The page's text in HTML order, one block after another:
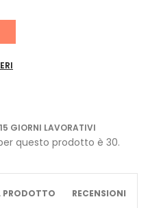
GIORNI LAVORATIVI
questo prodotto è 30.
PRODOTTO RECENSIONI